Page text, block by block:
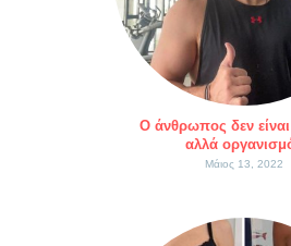
Ο άνθρωπος δεν
αλλά
Μάιος 13, 2022